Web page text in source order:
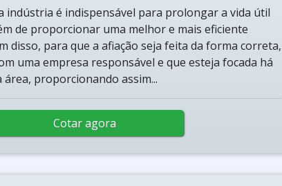
indústria é indispensável para prolongar a vida útil
de proporcionar uma melhor e mais eficiente
disso, para que a afiação seja feita da forma correta,
uma empresa responsável e que esteja focada há
proporcionando assim...
Cotar agora